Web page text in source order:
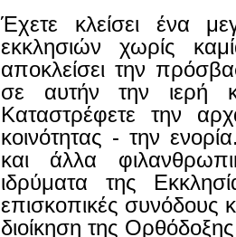
Έχετε κλείσει ένα
εκκλησιών χωρίς
αποκλείσει την
σε αυτήν την ιερή
Καταστρέφετε την
κοινότητας - την
και άλλα
ιδρύματα της
επισκοπικές συνόδους
διοίκηση της